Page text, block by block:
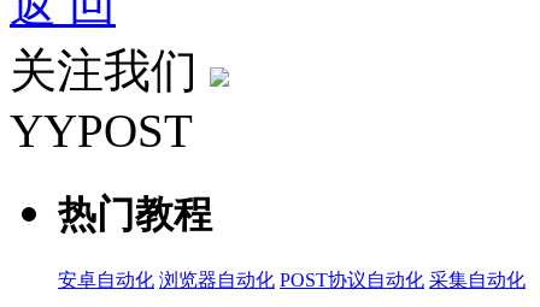
关注我们
YYPOST
热门教程
安卓自动化 浏览器自动化 POST协议自动化 采集自动化